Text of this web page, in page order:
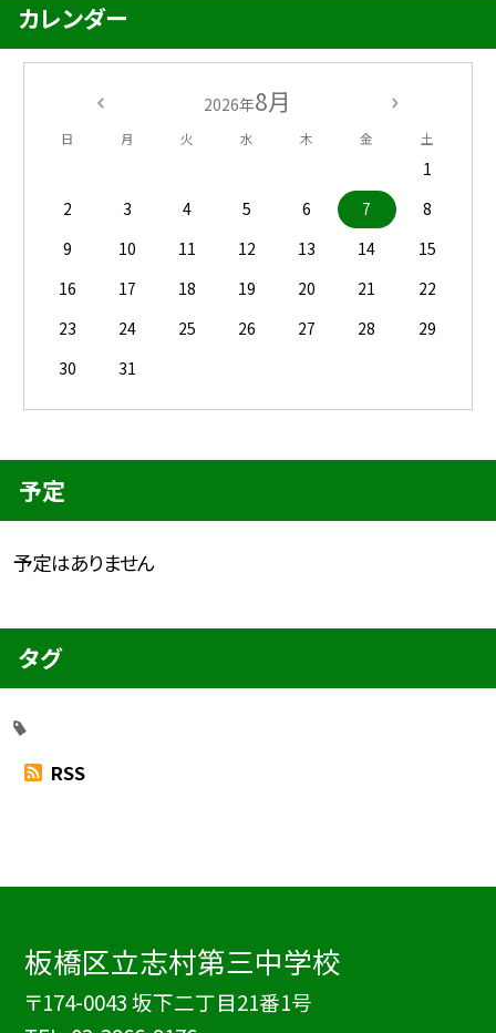
カレンダー
2026年8月
日 月 火 水 木 金 土
1
2
3 4 5 6 7
8
9
10 11 12 13 14
15
16
17 18 19 20 21
22
23
24 25 26 27 28
29
30
31
予定
予定はありません
タグ
RSS
板橋区立志村第三中学校
〒174-0043 坂下二丁目21番1号